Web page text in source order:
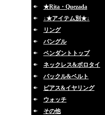
★Rita・Quezada
↓★アイテム別★↓
リング
バングル
ペンダントトップ
ネックレス&ボロタイ
バックル&ベルト
ピアス&イヤリング
ウォッチ
その他